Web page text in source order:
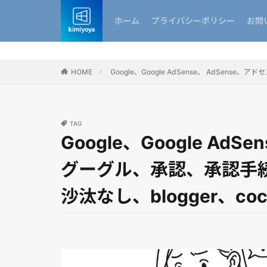
ホーム プライバシーポリシー お問
HOME Google、Google AdSense、 AdSense、アド
TAG
Google、Google
グーグル、承認、承認手
沙汰なし、blogger、